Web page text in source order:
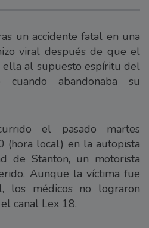
un accidente fatal en una
viral después de que el
al supuesto espíritu del
cuando abandonaba su
el pasado martes
(hora local) en la autopista
de Stanton, un motorista
Aunque la víctima fue
los médicos no lograron
canal Lex 18.